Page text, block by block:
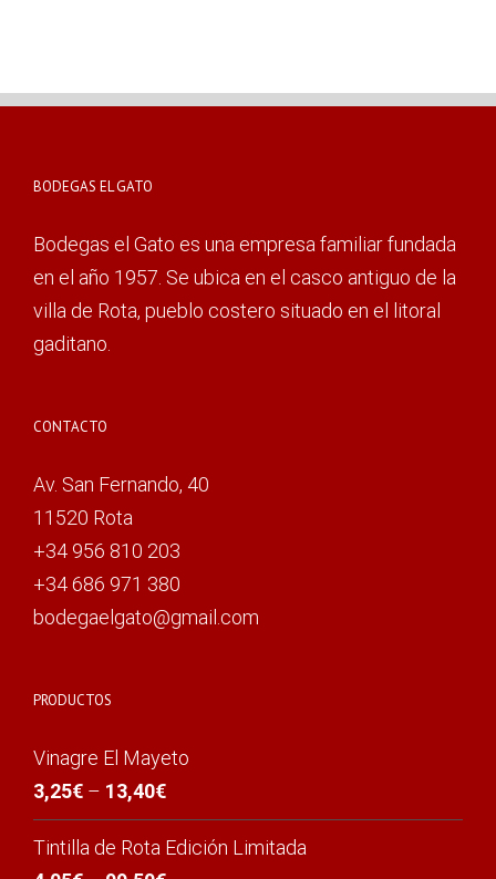
BODEGAS EL GATO
Bodegas el Gato es una empresa familiar fundada
en el año 1957. Se ubica en el casco antiguo de la
villa de Rota, pueblo costero situado en el litoral
gaditano.
CONTACTO
Av. San Fernando, 40
11520 Rota
+34 956 810 203
+34 686 971 380
bodegaelgato@gmail.com
PRODUCTOS
Vinagre El Mayeto
3,25€ – 13,40€
Tintilla de Rota Edición Limitada